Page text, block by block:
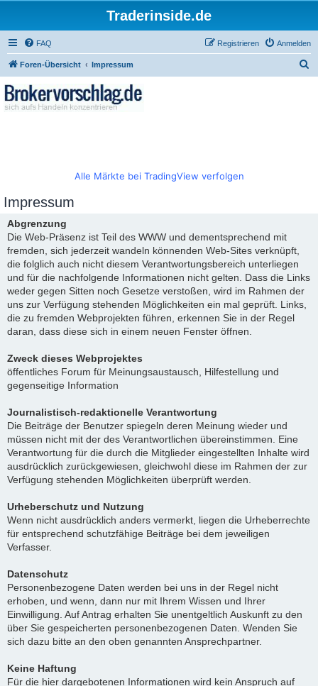
Traderinside.de
FAQ Anmelden
Registrieren
Foren-Übersicht Impressum
Alle Märkte bei TradingView verfolgen
Impressum
Abgrenzung
Die Web-Präsenz ist Teil des WWW und dementsprechend mit
fremden, sich jederzeit wandeln könnenden Web-Sites verknüpft,
die folglich auch nicht diesem Verantwortungsbereich unterliegen
und für die nachfolgende Informationen nicht gelten. Dass die Links
weder gegen Sitten noch Gesetze verstoßen, wird im Rahmen der
uns zur Verfügung stehenden Möglichkeiten ein mal geprüft. Links,
die zu fremden Webprojekten führen, erkennen Sie in der Regel
daran, dass diese sich in einem neuen Fenster öffnen.
Zweck dieses Webprojektes
öffentliches Forum für Meinungsaustausch, Hilfestellung und
gegenseitige Information
Journalistisch-redaktionelle Verantwortung
Die Beiträge der Benutzer spiegeln deren Meinung wieder und
müssen nicht mit der des Verantwortlichen übereinstimmen. Eine
Verantwortung für die durch die Mitglieder eingestellten Inhalte wird
ausdrücklich zurückgewiesen, gleichwohl diese im Rahmen der zur
Verfügung stehenden Möglichkeiten überprüft werden.
Urheberschutz und Nutzung
Wenn nicht ausdrücklich anders vermerkt, liegen die Urheberrechte
für entsprechend schutzfähige Beiträge bei dem jeweiligen
Verfasser.
Datenschutz
Personenbezogene Daten werden bei uns in der Regel nicht
erhoben, und wenn, dann nur mit Ihrem Wissen und Ihrer
Einwilligung. Auf Antrag erhalten Sie unentgeltlich Auskunft zu den
über Sie gespeicherten personenbezogenen Daten. Wenden Sie
sich dazu bitte an den oben genannten Ansprechpartner.
Keine Haftung
Für die hier dargebotenen Informationen wird kein Anspruch auf